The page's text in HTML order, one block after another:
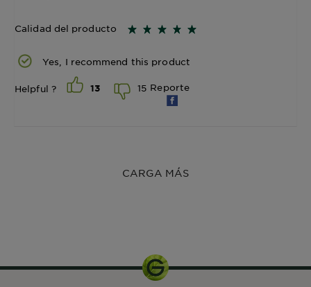
Calidad del producto
Yes, I recommend this product
Helpful ? 13 15 Reporte
CARGA MÁS